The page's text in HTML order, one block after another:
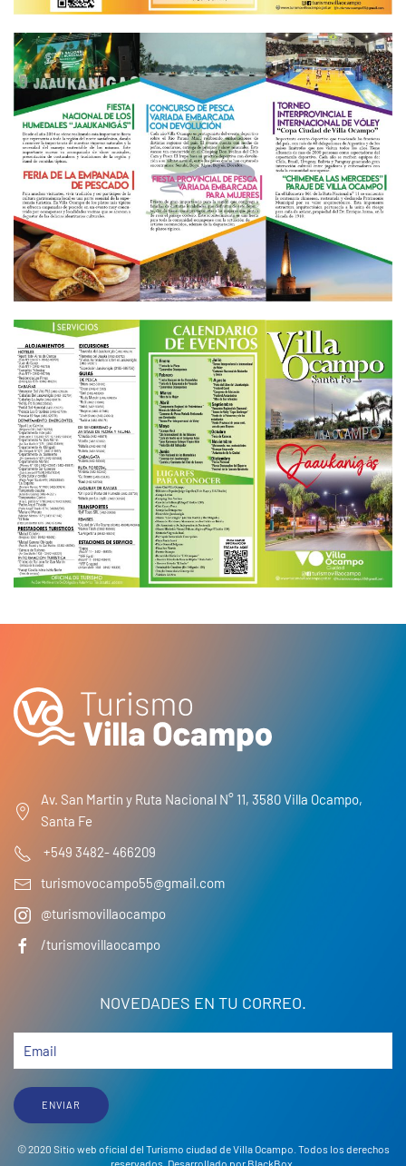
AGRANDAR
AGRANDAR
Av. San Martin y Ruta Nacional N° 11, 3580 Villa Ocampo,
Santa Fe
+549 3482- 466209
turismovocampo55@gmail.com
@turismovillaocampo
/turismovillaocampo
NOVEDADES EN TU CORREO.
ENVIAR
© 2020 Sitio web oficial del Turismo ciudad de Villa Ocampo. Todos los derechos